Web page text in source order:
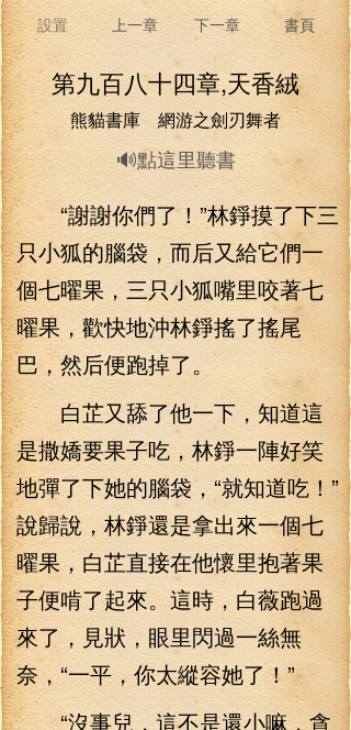
設置 上一章 下一章 書頁
第九百八十四章,天香絨
熊貓書庫 網游之劍刃舞者
🔊點這里聽書
“謝謝你們了！”林錚摸了下三
只小狐的腦袋，而后又給它們一
個七曜果，三只小狐嘴里咬著七
曜果，歡快地沖林錚搖了搖尾
巴，然后便跑掉了。
白芷又舔了他一下，知道這
是撒嬌要果子吃，林錚一陣好笑
地彈了下她的腦袋，“就知道吃！”
說歸說，林錚還是拿出來一個七
曜果，白芷直接在他懷里抱著果
子便啃了起來。這時，白薇跑過
來了，見狀，眼里閃過一絲無
奈，“一平，你太縱容她了！”
“沒事兒，這不是還小嘛，貪